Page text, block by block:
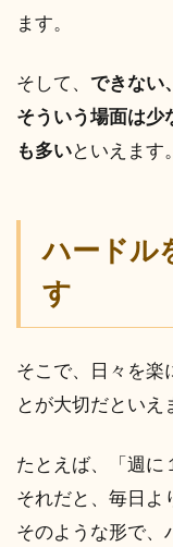
ます。
そして、 できない
そういう場面は少
も多いといえます。
ハードル
す
そこで、日々を楽
とが大切だといえ
たとえば、「週に
それだと、毎日よ
そのような形で、